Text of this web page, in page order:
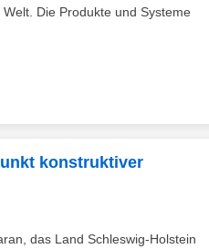
Die Produkte und Systeme
konstruktiver
das Land Schleswig-Holstein